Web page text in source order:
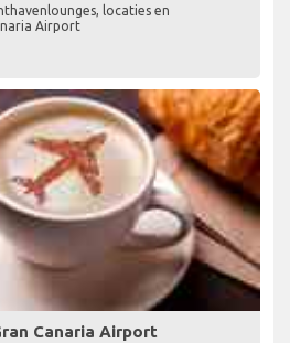
locaties en
Airport
Canaria Airport